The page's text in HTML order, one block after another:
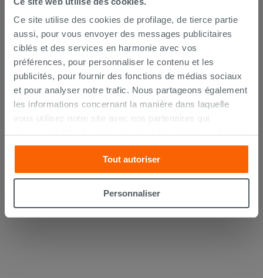
Ce site utilise des cookies de profilage, de tierce partie
aussi, pour vous envoyer des messages publicitaires
ciblés et des services en harmonie avec vos
préférences, pour personnaliser le contenu et les
publicités, pour fournir des fonctions de médias sociaux
et pour analyser notre trafic. Nous partageons également
les informations concernant la manière dans laquelle
vous utilisez notre site avec nos partenaires qui
et les réseaux sociaux. Lesdits partenaires pourraient
combiner ces informations avec d’autres que vous leur
avez fournies ou qu’ils ont recueillies à partir de votre
utilisation sur leurs services. Si vous souhaitez en savoir
cookies, ou à quelques-uns seulement,cliquez iciou
Tout autoriser
Personnaliser
Lot de 2 coudes sous lavabo 45° laiton
chromé
14,90 € /PC
AJOUTER AU PANIER